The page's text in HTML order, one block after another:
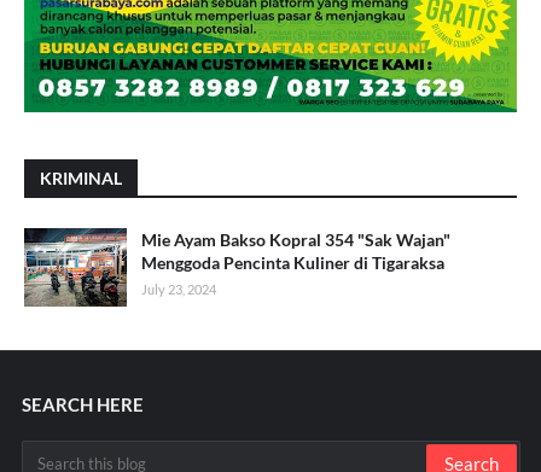
KRIMINAL
Mie Ayam Bakso Kopral 354 "Sak Wajan"
Menggoda Pencinta Kuliner di Tigaraksa
July 23, 2024
SEARCH HERE